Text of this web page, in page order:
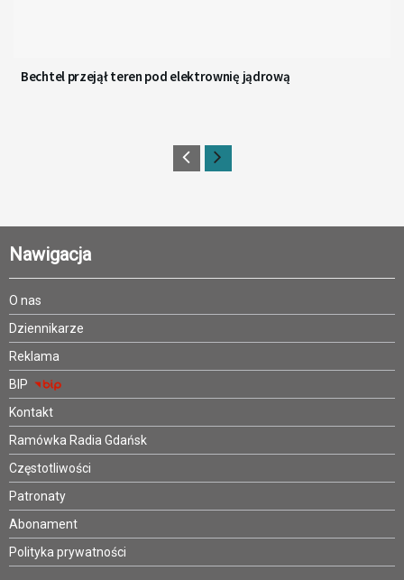
Bechtel przejął teren pod elektrownię jądrową
Nawigacja
O nas
Dziennikarze
Reklama
BIP
Kontakt
Ramówka Radia Gdańsk
Częstotliwości
Patronaty
Abonament
Polityka prywatności